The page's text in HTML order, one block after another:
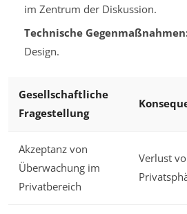
im Zentrum der Diskussion.
Technische
Design.
Gesellschaftliche
Fragestellung
Akzeptanz von
Überwachung im
Privatbereich
Verlust